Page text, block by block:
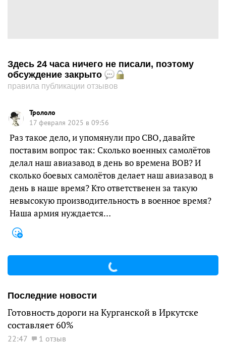
Здесь 24 часа ничего не писали, поэтому
обсуждение закрыто
правила публикации отзывов
Трололо
17 февраля 2025 в 09:56
Раз такое дело, и упомянули про СВО, давайте
поставим вопрос так: Сколько военных самолётов
делал наш авиазавод в день во времена ВОВ? И
сколько боевых самолётов делает наш авиазавод в
день в наше время? Кто ответственен за такую
невысокую производительность в военное время?
Наша армия нуждается…
Последние новости
Готовность дороги на Курганской в Иркутске
составляет 60%
22:47 1 отзыв